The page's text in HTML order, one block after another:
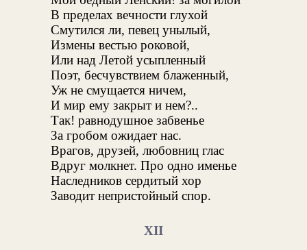
В пределах вечности глухой
Смутился ли, певец унылый,
Измены вестью роковой,
Или над Летой усыпленный
Поэт, бесчувствием блаженный,
Уж не смущается ничем,
И мир ему закрыт и нем?..
Так! равнодушное забвенье
За гробом ожидает нас.
Врагов, друзей, любовниц глас
Вдруг молкнет. Про одно именье
Наследников сердитый хор
Заводит непристойный спор.
XII